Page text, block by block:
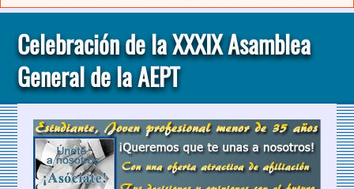
Celebración de la XXXIX Asamblea
General de la AEPT